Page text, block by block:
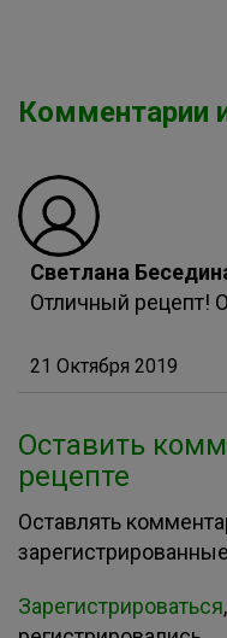
Комментарии
Светлана
Отличный рецепт!
21 Октября 2019
Оставить
рецепте
Оставлять
Зарегистрироваться